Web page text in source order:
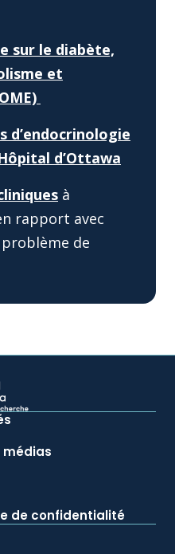
sur le diabète,
et
d’endocrinologie
d’Ottawa
à
rapport avec
de
médias
de confidentialité